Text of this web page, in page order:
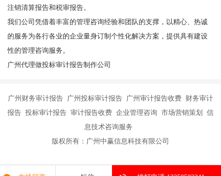
注销清算报告和税审报告。
我们公司凭借着丰富的管理咨询经验和团队的支撑，以精心、热诚
的服务为各行各业的企业量身订制个性化解决方案，提供具有建设
性的管理咨询服务。
广州代理做投标审计报告制作公司
广州财务审计报告 广州投标审计报告 广州审计报告收费 财务审计
报告 投标审计报告 审计报告收费 企业管理咨询 市场营销策划 信
息技术咨询服务
版权所有：广州中赢信息科技有限公司